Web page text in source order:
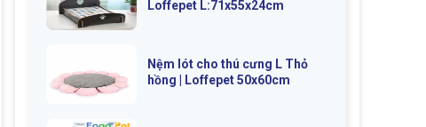
Loffepet L:71x55x24cm
Nệm lót cho thú cưng L Thỏ
hồng | Loffepet 50x60cm